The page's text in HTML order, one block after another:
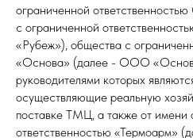
ограниченной
с ограниченной
«Рубеж»), общества с
«Основа» (далее - ООО
руководителями которых
осуществляющие реальную
поставке ТМЦ, а также от имени
ответственностью «Термоарм»